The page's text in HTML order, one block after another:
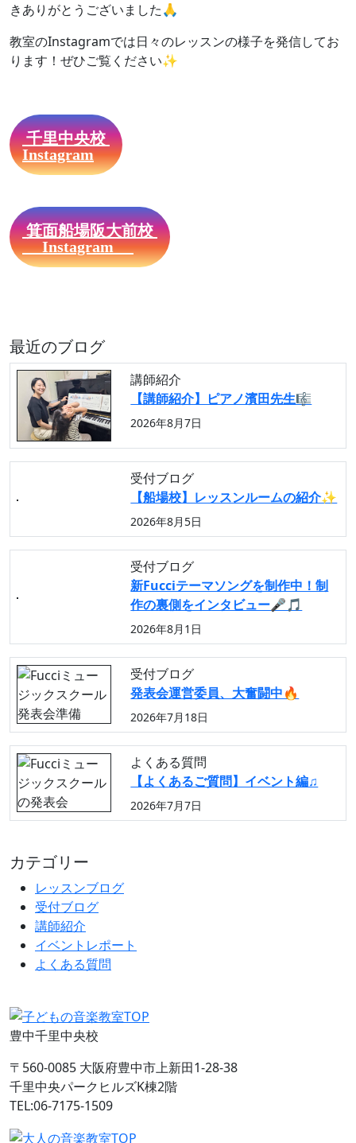
きありがとうございました🙏
教室のInstagramでは日々のレッスンの様子を発信してお
ります！ぜひご覧ください✨
千里中央校
Instagram
箕面船場阪大前校
Instagram
最近のブログ
講師紹介
【講師紹介】ピアノ濱田先生🎼
2026年8月7日
受付ブログ
【船場校】レッスンルームの紹介✨
2026年8月5日
受付ブログ
新Fucciテーマソングを制作中！制
作の裏側をインタビュー🎤🎵
2026年8月1日
受付ブログ
発表会運営委員、大奮闘中🔥
2026年7月18日
よくある質問
【よくあるご質問】イベント編♫
2026年7月7日
カテゴリー
レッスンブログ
受付ブログ
講師紹介
イベントレポート
よくある質問
豊中千里中央校
〒560-0085 大阪府豊中市上新田1-28-38
千里中央パークヒルズK棟2階
TEL:06-7175-1509